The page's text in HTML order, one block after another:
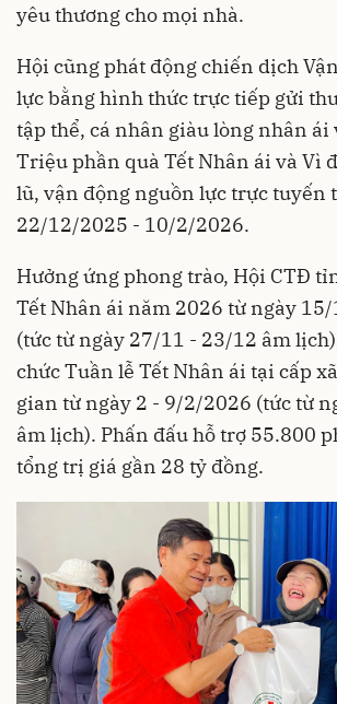
yêu thương cho mọi nhà.
Hội cũng phát động chiến dịch
lực bằng hình thức trực tiếp gửi
tập thể, cá nhân giàu lòng nhân ái
Triệu phần quà Tết Nhân ái và Vì
lũ, vận động nguồn lực trực tuyến
22/12/2025 - 10/2/2026.
Hưởng ứng phong trào, Hội CTĐ
Tết Nhân ái năm 2026 từ ngày
(tức từ ngày 27/11 - 23/12 âm
chức Tuần lễ Tết Nhân ái tại cấp
gian từ ngày 2 - 9/2/2026 (tức từ
âm lịch). Phấn đấu hỗ trợ 55.800
tổng trị giá gần 28 tỷ đồng.